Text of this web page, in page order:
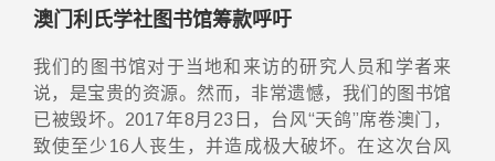
澳门利氏学社图书馆筹款呼吁
我们的图书馆对于当地和来访的研究人员和学者来
说，是宝贵的资源。然而，非常遗憾，我们的图书馆
已被毁坏。2017年8月23日，台风“天鸽”席卷澳门，
致使至少16人丧生，并造成极大破坏。在这次台风